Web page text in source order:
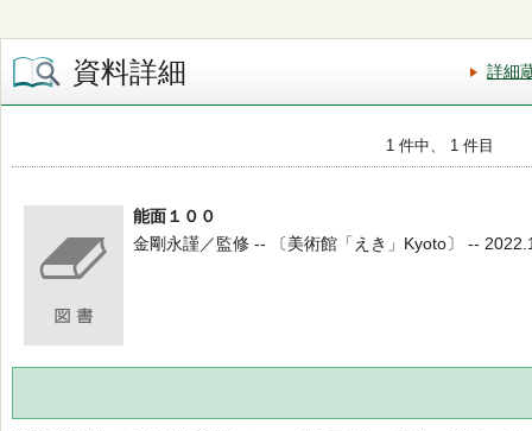
資料詳細 詳細
1 件中、 1 件目
能面１００
金剛永謹／監修 -- 〔美術館「えき」Kyoto〕 --